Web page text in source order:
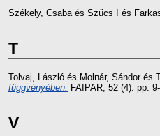
Székely, Csabaés Szűcs I és
T
Tolvaj, László és Molnár, Sándorés
függvényében. FAIPAR, 52 (4). pp.
V